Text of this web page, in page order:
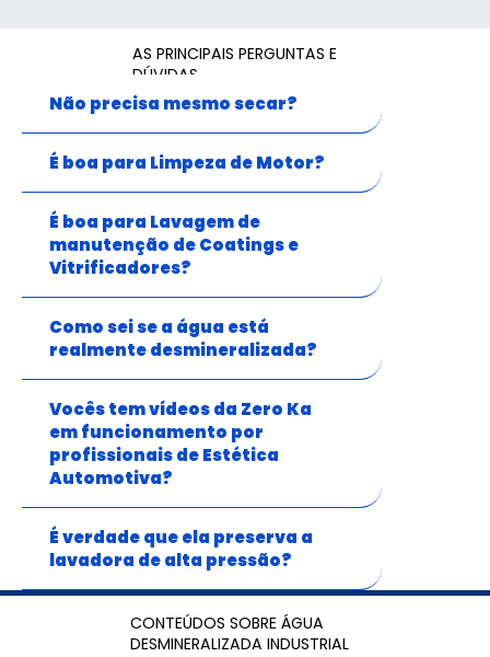
AS PRINCIPAIS PERGUNTAS E
DÚVIDAS...
Não precisa mesmo secar?
É boa para Limpeza de Motor?
É boa para Lavagem de
manutenção de Coatings e
Vitrificadores?
Como sei se a água está
realmente desmineralizada?
Vocês tem vídeos da Zero Ka
em funcionamento por
profissionais de Estética
Automotiva?
É verdade que ela preserva a
lavadora de alta pressão?
CONTEÚDOS SOBRE ÁGUA
DESMINERALIZADA INDUSTRIAL